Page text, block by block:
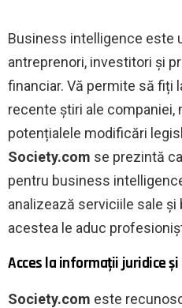
Business intelligence este
antreprenori, investitori și
financiar. Vă permite să fiți
recente știri ale companiei,
potențialele modificări
Society.com se prezintă
pentru business
analizează serviciile sale și
acestea le aduc
Acces la informații juridice
Society.com este